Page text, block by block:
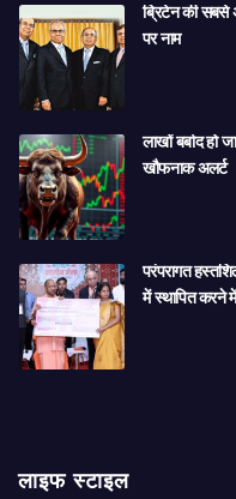
ब्रिटेन की सबसे
पर नाम
लाखों बर्बाद हो
खौफनाक अलर्ट
परंपरागत
में स्थापित करने
लाइफ स्टाइल